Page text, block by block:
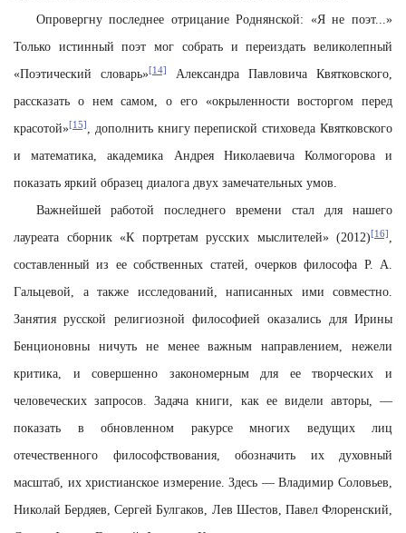
Опровергну последнее отрицание Роднянской: «Я не поэт...»
Только истинный поэт мог собрать и переиздать великолепный
«Поэтический словарь»[14]
Александра Павловича Квятковского,
рассказать о нем самом, о его «окрыленности восторгом перед
красотой»[15] , дополнить книгу перепиской стиховеда Квятковского
и математика, академика Андрея Николаевича Колмогорова и
показать яркий образец диалога двух замечательных умов.
Важнейшей работой последнего времени стал для нашего
лауреата сборник «К портретам русских мыслителей» (2012)[16] ,
составленный из ее собственных статей, очерков философа Р. А.
Гальцевой, а также исследований, написанных ими совместно.
Занятия русской религиозной философией оказались для Ирины
Бенционовны ничуть не менее важным направлением, нежели
критика, и совершенно закономерным для ее творческих и
человеческих запросов. Задача книги, как ее видели авторы, —
показать в обновленном ракурсе многих ведущих лиц
отечественного философствования, обозначить их духовный
масштаб, их христианское измерение. Здесь — Владимир Соловьев,
Николай Бердяев, Сергей Булгаков, Лев Шестов, Павел Флоренский,